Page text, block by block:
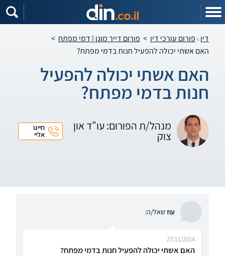
דין פורום עורכי דין > פורום דייר מוגן | דמי מפתח >
האם אשתי יכולה להפעיל חנות בדמי מפתח?
האם אשתי יכולה להפעיל
חנות בדמי מפתח?
מנהל/ת הפורום: עו"ד און
צוק
חייגו
אליי
עוזשאל/ה:
האם אשתי יכולה להפעיל חנות בדמי מפתח?
27/11/2014